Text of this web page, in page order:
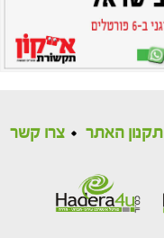
תקנון האתר צרו קשר